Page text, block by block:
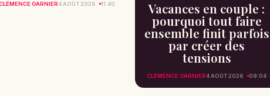
GARNIER4 AOÛT 2026 11:40 Vacances en couple :
pourquoi tout faire
ensemble finit parfois
par créer des
tensions
CLÉMENCE GARNIER4 AOÛT 2026 09:04